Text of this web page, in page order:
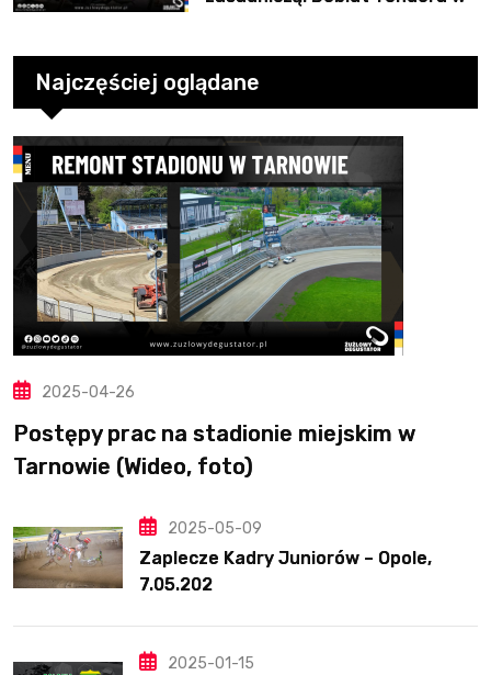
Najczęściej oglądane
2025-04-26
Postępy prac na stadionie miejskim w
Tarnowie (Wideo, foto)
2025-05-09
Zaplecze Kadry Juniorów – Opole,
7.05.202
2025-01-15